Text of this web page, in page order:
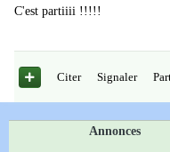
C'est partiiii !!!!!
Citer Signaler
Annonces